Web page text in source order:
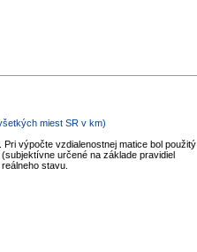
miest SR v km)
výpočte vzdialenostnej matice bol použitý
určené na základe pravidiel
stavu.